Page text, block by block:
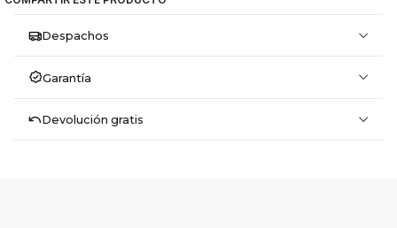
Despachos
Garantía
Devolución gratis